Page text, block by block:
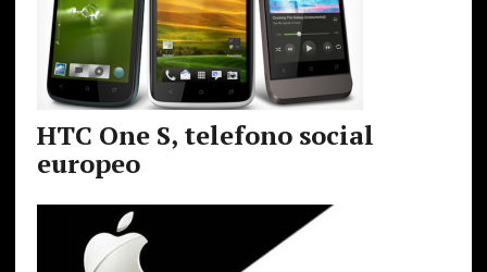
HTC One S, telefono social
europeo